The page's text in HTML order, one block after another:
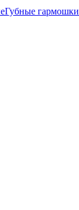
Губные гармошки